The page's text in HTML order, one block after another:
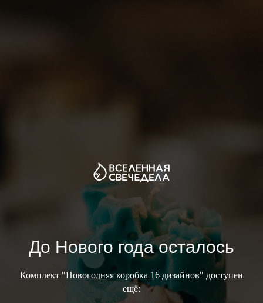
До Нового года осталось
Комплект "Новогодняя коробка 16 дизайнов" доступен
ещё: